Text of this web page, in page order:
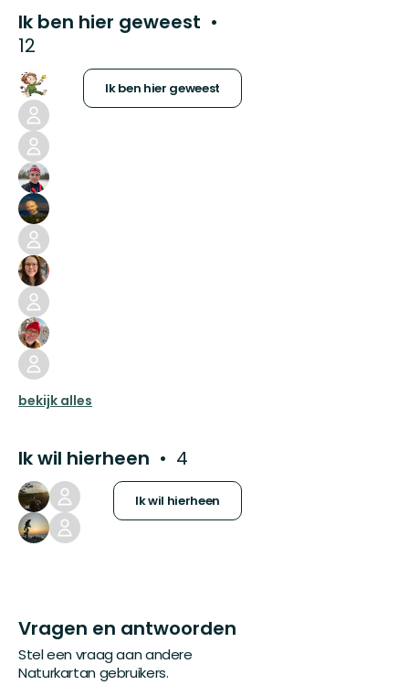
Ik ben hier geweest
12
Ik ben hier geweest
bekijk alles
Ik wil hierheen 4
Ik wil hierheen
Vragen en antwoorden
Stel een vraag aan andere
Naturkartan gebruikers.